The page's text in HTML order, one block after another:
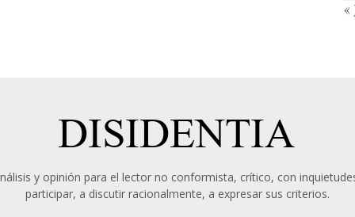
«
y opinión para el lector no conformista, crítico, con
participar, a discutir racionalmente, a expresar sus criterios.